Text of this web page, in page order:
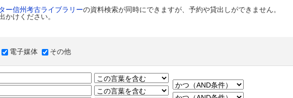
ー信州考古ライブラリーの資料検索が同時にできますが、予約や貸出しができません。
けください。
電子媒体 その他